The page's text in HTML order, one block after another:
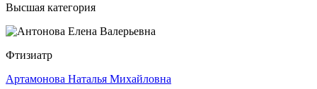
Высшая категория
Фтизиатр
Артамонова Наталья Михайловна